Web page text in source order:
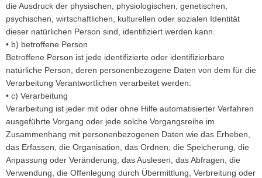
die Ausdruck der physischen, physiologischen, genetischen,
psychischen, wirtschaftlichen, kulturellen oder sozialen Identität
dieser natürlichen Person sind, identifiziert werden kann.
• b) betroffene Person
Betroffene Person ist jede identifizierte oder identifizierbare
natürliche Person, deren personenbezogene Daten von dem für die
Verarbeitung Verantwortlichen verarbeitet werden.
• c) Verarbeitung
Verarbeitung ist jeder mit oder ohne Hilfe automatisierter Verfahren
ausgeführte Vorgang oder jede solche Vorgangsreihe im
Zusammenhang mit personenbezogenen Daten wie das Erheben,
das Erfassen, die Organisation, das Ordnen, die Speicherung, die
Anpassung oder Veränderung, das Auslesen, das Abfragen, die
Verwendung, die Offenlegung durch Übermittlung, Verbreitung oder